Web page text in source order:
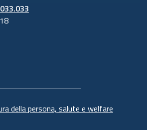
di soggetti terzi per
attività e relativi trattamenti
cui mantiene la titolarità.
e affidabilità tali da
delle vigenti disposizioni in
dati.
della persona, salute e welfare